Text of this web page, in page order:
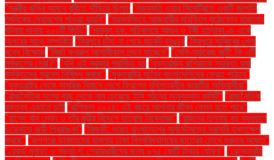
"মন্ত্রীর বাড়ির সামনে বৃষ্টিতে দাঁড়িয়ে ছিলাম "ময়নামতি ওয়ার সিমেট্রিতে একটি জাপানি
সৈনিকের দেহাবশেষ পাওয়া যায়নি" "ময়মনসিংহে আজহারীর মাহফিলে মুঠোফোন হারানোর
ঘটনায় থানায় ২০০টি জিডি" "মামুনুল হক: সচিবালয়ে আগুন ও টঙ্গী হত্যাকাণ্ড একে
অপরের সাথে সম্পর্কিত "মিরপুরে চাঁদা না পেয়ে মার্কেট ভাঙচুর "মিরপুরে সাকিবের খেলা
বন্ধে বিক্ষোভ "মির্জা ফখরুল আগামীকাল লন্ডন যাচ্ছেন" "মেসি-সুয়ারেজ জুটি: কি এটি
সর্বকালের সেরা?" "যদি এই সরকার পরাজিত হয় "যুক্তরাজ্য রাশিয়াকে সহায়তা করা
ব্যক্তিদের প্রবেশ নিষিদ্ধ করছে" "যুক্তরাষ্ট্র অবৈধ বাংলাদেশিদের ফেরত পাঠাবে"
"যুক্তরাষ্ট্র থেকে সামরিক বিমানে দেশে ফিরলেন নথিপত্রহীন ভারতীয় অভিবাসীরা"
"রাজনৈতিক দলের কাছ থেকে নাম চেয়েছে ইসি গঠনের অনুসন্ধান কমিটি" "রাজনৈতিক
বক্তব্য এড়াতে চাই "রাশিফল ২০২৪: এই বছরে আপনার জীবন কেমন হতে পারে"
"রাশেদ খান মেনন ও তাঁর স্ত্রীর বিদেশে যাত্রায় নিষেধাজ্ঞা" "রাহুলের তুলনায় বড় ব্যবধানে
ওয়েনাডে জয়ী প্রিয়াঙ্কা" "রিজভী: ভারত বাংলাদেশের সার্বভৌমত্বে সরাসরি হস্তক্ষেপ
করছে" "রূপগঞ্জে ডাকাতদের হামলায় ঢাকা বিশ্ববিদ্যালয়ের ছাত্রের চোখে গুরুতর আঘাত"
"রেকর্ড মুনাফা ও লভ্যাংশ: শেয়ারধারীদের জন্য ৯৭৫ কোটি টাকার ঘোষণা" "রেস্তোরাঁয়